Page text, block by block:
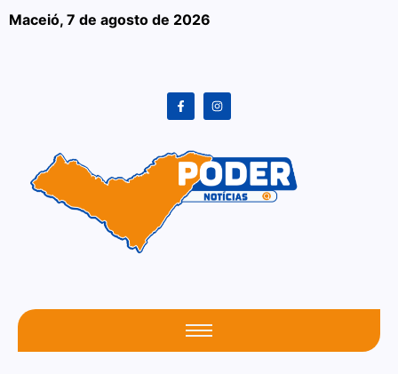
Maceió, 7 de agosto de 2026